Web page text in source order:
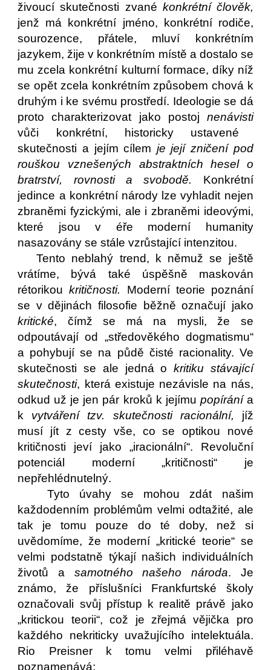
živoucí skutečnosti zvané konkrétní člověk,
jenž má konkrétní jméno, konkrétní rodiče,
sourozence, přátele, mluví konkrétním
jazykem, žije v konkrétním místě a dostalo se
mu zcela konkrétní kulturní formace, díky níž
se opět zcela konkrétním způsobem chová k
druhým i ke svému prostředí. Ideologie se dá
proto charakterizovat jako postoj nenávisti
vůči konkrétní, historicky ustavené
skutečnosti a jejím cílem je její zničení pod
rouškou vznešených abstraktních hesel o
bratrství, rovnosti a svobodě.
Konkrétní
jedince a konkrétní národy lze vyhladit nejen
zbraněmi fyzickými, ale i zbraněmi ideovými,
které jsou v éře moderní humanity
nasazovány se stále vzrůstající intenzitou.
Tento neblahý trend, k němuž se ještě
vrátíme, bývá také úspěšně maskován
rétorikoukritičnosti.
Moderní teorie poznání
se v dějinách filosofie běžně označují jako
kritické, čímž se má na mysli, že se
odpoutávají od „středověkého dogmatismu“
a pohybují se na půdě čisté racionality. Ve
skutečnosti se ale jedná o kritiku stávající
skutečnosti, která existuje nezávisle na nás,
odkud už je jen pár kroků k jejímu popíránía
k vytváření tzv. skutečnosti racionální, jíž
musí jít z cesty vše, co se optikou nové
kritičnosti jeví jako „iracionální“. Revoluční
potenciál moderní „kritičnosti“ je
nepřehlédnutelný.
Tyto úvahy se mohou zdát našim
každodenním problémům velmi odtažité, ale
tak je tomu pouze do té doby, než si
uvědomíme, že moderní „kritické teorie“ se
velmi podstatně týkají našich individuálních
životů a samotného našeho národa. Je
známo, že příslušníci Frankfurtské školy
označovali svůj přístup k realitě právě jako
„kritickou teorii“, což je zřejmá vějička pro
každého nekriticky uvažujícího intelektuála.
Rio Preisner k tomu velmi přiléhavě
poznamenává: